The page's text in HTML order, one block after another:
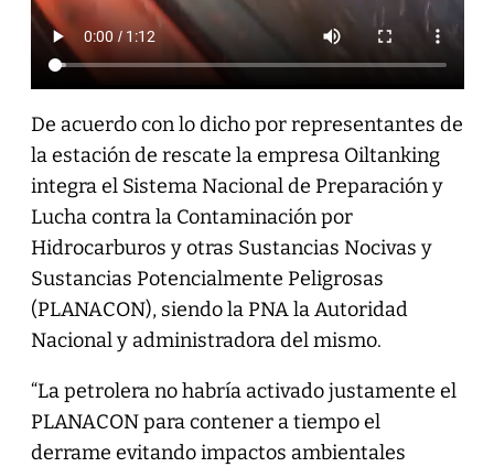
De acuerdo con lo dicho por representantes de
la estación de rescate la empresa Oiltanking
integra el Sistema Nacional de Preparación y
Lucha contra la Contaminación por
Hidrocarburos y otras Sustancias Nocivas y
Sustancias Potencialmente Peligrosas
(PLANACON), siendo la PNA la Autoridad
Nacional y administradora del mismo.
“La petrolera no habría activado justamente el
PLANACON para contener a tiempo el
derrame evitando impactos ambientales